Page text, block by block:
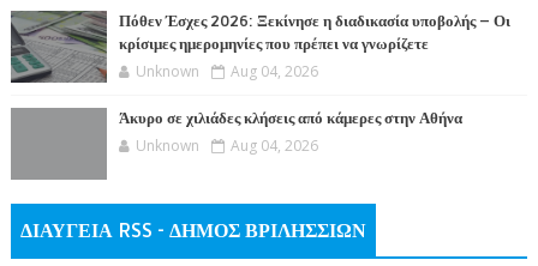
Πόθεν Έσχες 2026: Ξεκίνησε η διαδικασία υποβολής – Οι
κρίσιμες ημερομηνίες που πρέπει να γνωρίζετε
Unknown Aug 04, 2026
Άκυρο σε χιλιάδες κλήσεις από κάμερες στην Αθήνα
Unknown Aug 04, 2026
ΔΙΑΥΓΕΙΑ RSS - ΔΗΜΟΣ ΒΡΙΛΗΣΣΙΩΝ